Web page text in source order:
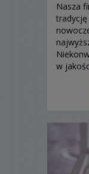
Nasza
tradycję
w